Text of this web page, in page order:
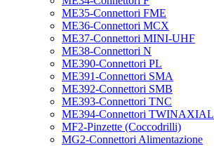
ME35-Connettori FME
ME36-Connettori MCX
ME37-Connettori MINI-UHF
ME38-Connettori N
ME390-Connettori PL
ME391-Connettori SMA
ME392-Connettori SMB
ME393-Connettori TNC
ME394-Connettori TWINAXIAL
MF2-Pinzette (Coccodrilli)
MG2-Connettori Alimentazione